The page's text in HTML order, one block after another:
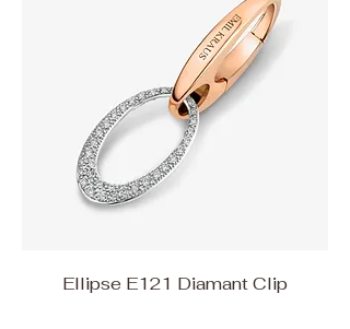
Ellipse E121 Diamant Clip